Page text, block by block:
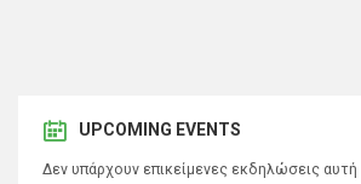
UPCOMING EVENTS
Δεν υπάρχουν επικείμενες εκδηλώσεις αυτή